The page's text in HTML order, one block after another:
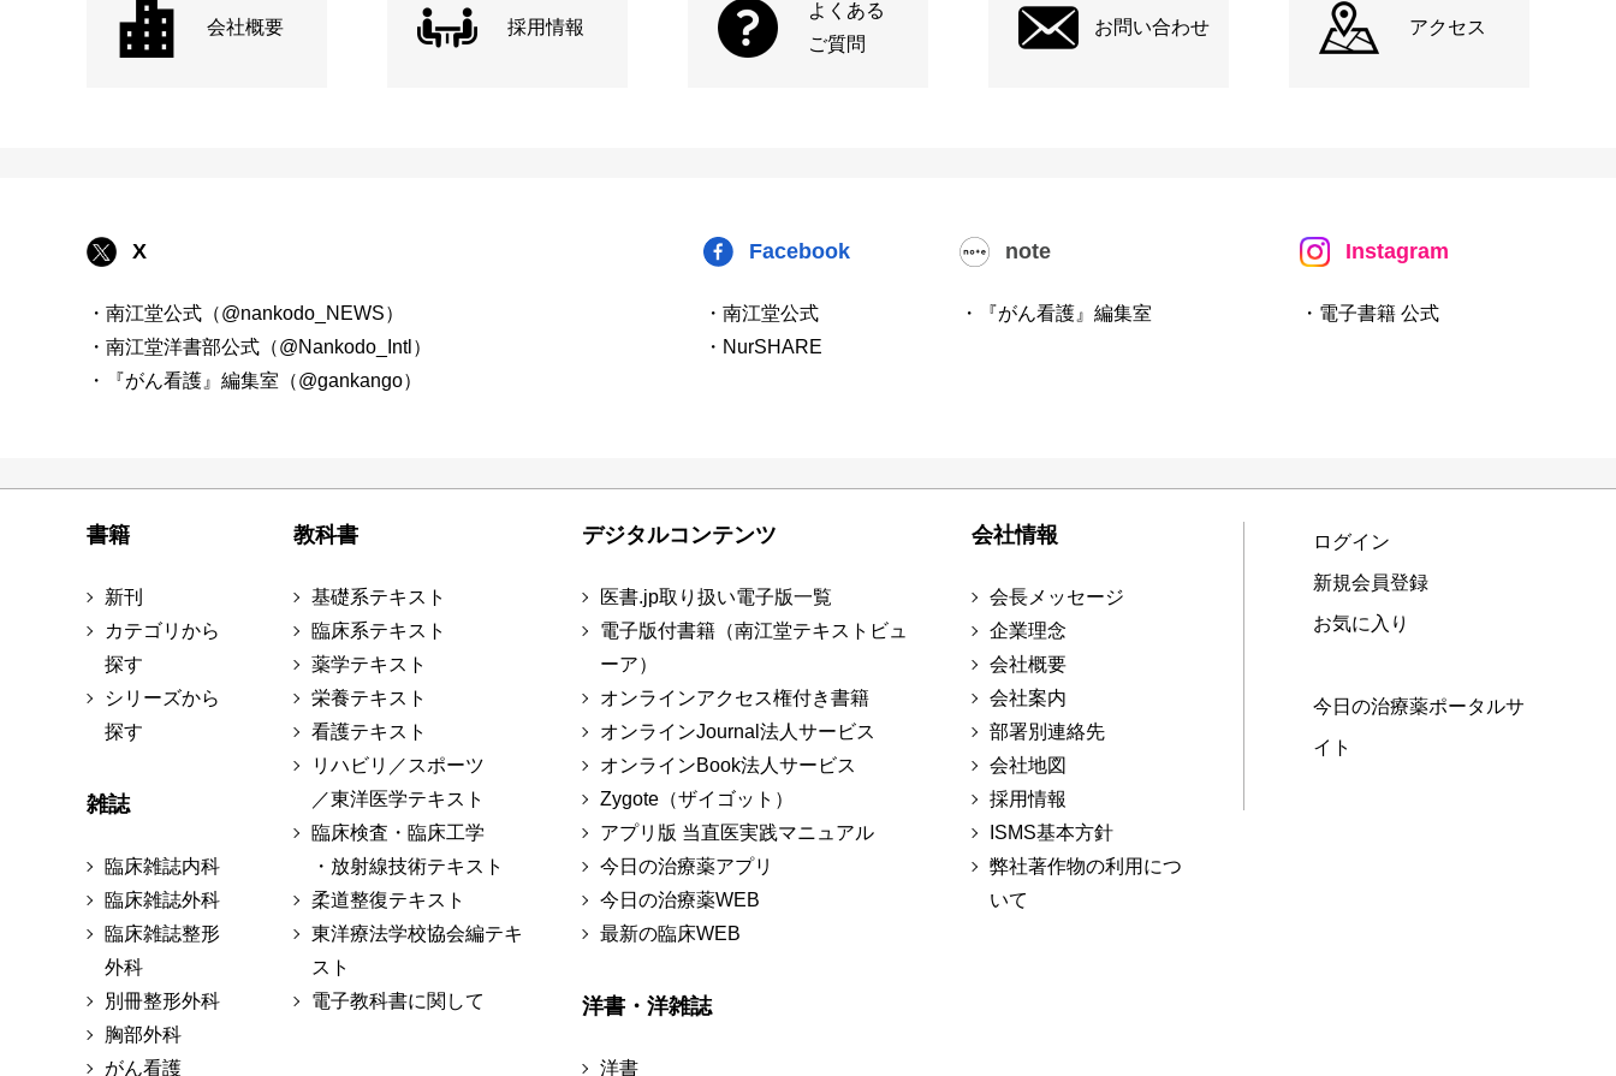
会社概要 採用情報
よくある
ご質問
お問い合わせ アクセス
X
・南江堂公式（@nankodo_NEWS）
・南江堂洋書部公式（@Nankodo_Intl）
・『がん看護』編集室（@gankango）
Facebook
・南江堂公式
・NurSHARE
note
・『がん看護』編集室
Instagram
・電子書籍 公式
書籍
新刊
カテゴリから
探す
シリーズから
探す
雑誌
臨床雑誌内科
臨床雑誌外科
臨床雑誌整形
外科
別冊整形外科
胸部外科
がん看護
教科書
基礎系テキスト
臨床系テキスト
薬学テキスト
栄養テキスト
看護テキスト
リハビリ／スポーツ
／東洋医学テキスト
臨床検査・臨床工学
・放射線技術テキスト
柔道整復テキスト
東洋療法学校協会編テキ
スト
電子教科書に関して
デジタルコンテンツ
医書.jp取り扱い電子版一覧
電子版付書籍（南江堂テキストビュ
ーア）
オンラインアクセス権付き書籍
オンラインJournal法人サービス
オンラインBook法人サービス
Zygote（ザイゴット）
アプリ版 当直医実践マニュアル
今日の治療薬アプリ
今日の治療薬WEB
最新の臨床WEB
洋書・洋雑誌
洋書
会社情報
会長メッセージ
企業理念
会社概要
会社案内
部署別連絡先
会社地図
採用情報
ISMS基本方針
弊社著作物の利用につ
いて
ログイン
新規会員登録
お気に入り
今日の治療薬ポータルサ
イト